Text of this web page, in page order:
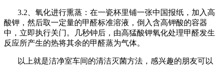
3.2、氧化进行熏蒸：在一瓷杯里铺一张中国报纸，加入高
酸钾，然后取一定量的甲醛标准溶液，倒入含高钾酸的容器
中，立即执行关门。几秒钟后，由高猛酸钾氧化处理甲醛发生
反应所产生的热将其余的甲醛蒸为气体。
以上就是洁净室车间的清洁灭菌方法，感兴趣的朋友可以